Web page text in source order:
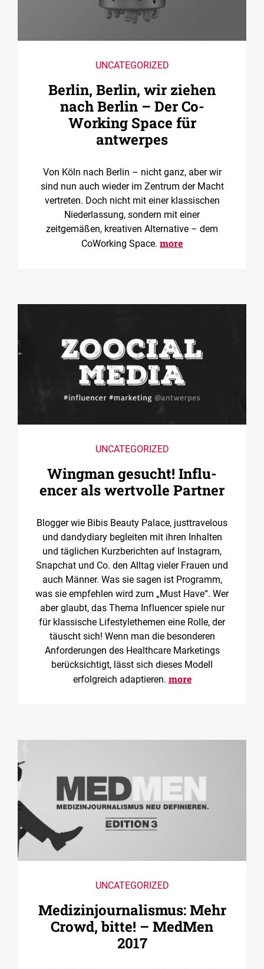
UNCATEGORIZED
Berlin, Berlin, wir ziehen
nach Berlin – Der Co­
Working Space für
antwerpes
Von Köln nach Berlin – nicht ganz, aber wir
sind nun auch wieder im Zentrum der Macht
vertreten. Doch nicht mit einer klassischen
Niederlassung, sondern mit einer
zeitgemäßen, kreativen Alternative – dem
CoWorking Space. more
UNCATEGORIZED
Wingman gesucht! ­Influ­
encer als wertvolle Partner
Blogger wie Bibis Beauty Palace, justtravelous
und dandydiary begleiten mit ihren Inhalten
und täglichen Kurzberichten auf Instagram,
Snapchat und Co. den Alltag vieler Frauen und
auch Männer. Was sie sagen ist Programm,
was sie empfehlen wird zum „Must Have“. Wer
aber glaubt, das Thema Influencer spiele nur
für klassische Lifestylethemen eine Rolle, der
täuscht sich! Wenn man die besonderen
Anforderungen des Healthcare Marketings
berücksichtigt, lässt sich dieses Modell
erfolgreich adaptieren. more
UNCATEGORIZED
Medizin­journalismus: Mehr
Crowd, bitte! – MedMen
2017